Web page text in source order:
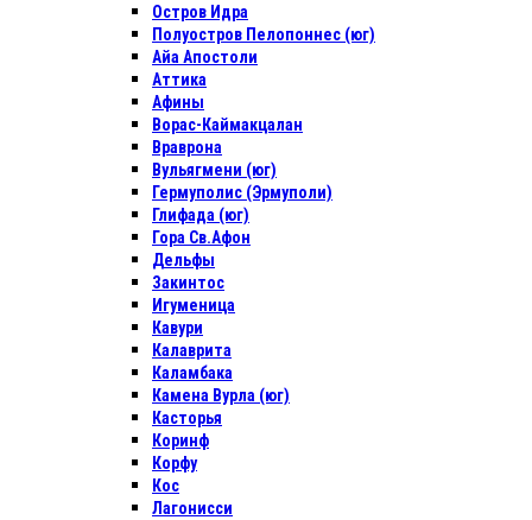
Остров Идра
Полуостров Пелопоннес (юг)
Айа Апостоли
Аттика
Афины
Ворас-Каймакцалан
Враврона
Вульягмени (юг)
Гермуполис (Эрмуполи)
Глифада (юг)
Гора Св.Афон
Дельфы
Закинтос
Игуменица
Кавури
Калаврита
Каламбака
Камена Вурла (юг)
Касторья
Коринф
Корфу
Кос
Лагонисси